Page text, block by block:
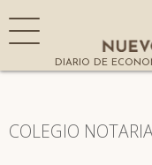
DIARIO DE
COLEGIO